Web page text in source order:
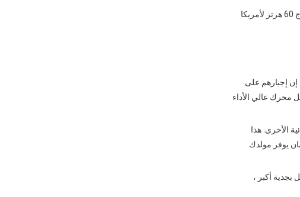
توفر LIYU Power مجموعة متنوعة من مولدات الغاز لتلبية معايير التردد المختلفة هذه. سواء كنت بحاجة إلى مولد 50 هرتز لأوروبا أو نموذج 60 هرتز لأمريكا
وعادة ما يكون 50 هرتز أو 60 هرتز حسب منطقتك. إن إجبارهم على
محرك عالي الأداء
الأخرى. هذا
يوفر مولدك
بجدية أكبر ،